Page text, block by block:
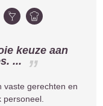
keuze aan
...
vaste gerechten en
personeel.